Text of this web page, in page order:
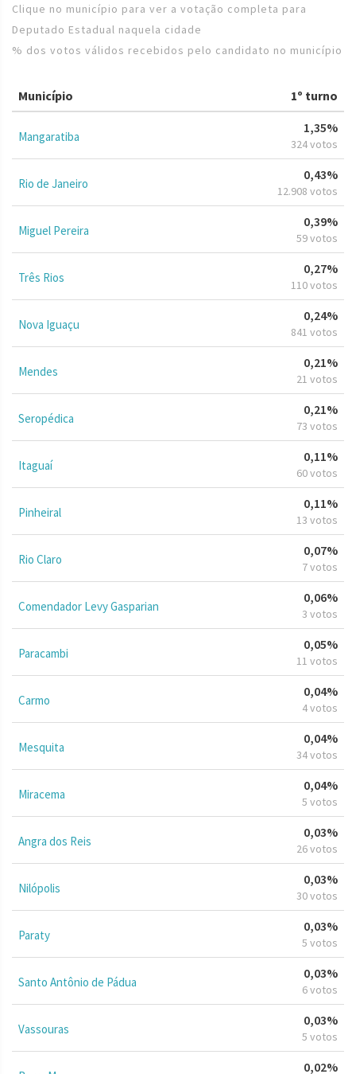
Clique no município para ver a votação completa para
Deputado Estadual naquela cidade
% dos votos válidos recebidos pelo candidato no município
Município 1º turno
Mangaratiba
1,35%
324 votos
Rio de Janeiro
0,43%
12.908 votos
Miguel Pereira
0,39%
59 votos
Três Rios
0,27%
110 votos
Nova Iguaçu
0,24%
841 votos
Mendes
0,21%
21 votos
Seropédica
0,21%
73 votos
Itaguaí
0,11%
60 votos
Pinheiral
0,11%
13 votos
Rio Claro
0,07%
7 votos
Comendador Levy Gasparian
0,06%
3 votos
Paracambi
0,05%
11 votos
Carmo
0,04%
4 votos
Mesquita
0,04%
34 votos
Miracema
0,04%
5 votos
Angra dos Reis
0,03%
26 votos
Nilópolis
0,03%
30 votos
Paraty
0,03%
5 votos
Santo Antônio de Pádua
0,03%
6 votos
Vassouras
0,03%
5 votos
0,02%